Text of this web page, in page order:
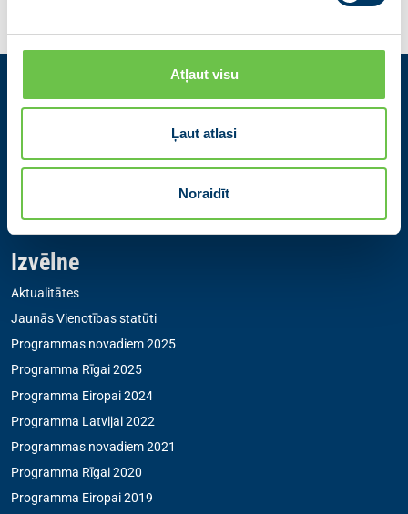
Atļaut visu
Ļaut atlasi
Noraidīt
Kontakti
Partiju apvienība Jaunā VIENOTĪBA
Zigfrīda Annas Meierovica bulvāris 12-3, Rīga, LV-1050
sekretare@vienotiba.lv
Medijiem saziņai:informacija@vienotiba.lv
Izvēlne
Aktualitātes
Jaunās Vienotības statūti
Programmas novadiem 2025
Programma Rīgai 2025
Programma Eiropai 2024
Programma Latvijai 2022
Programmas novadiem 2021
Programma Rīgai 2020
Programma Eiropai 2019